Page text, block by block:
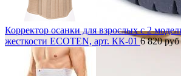
Корректор осанки для взрослых с 2
жесткости ECOTEN, арт. КК-016 820руб